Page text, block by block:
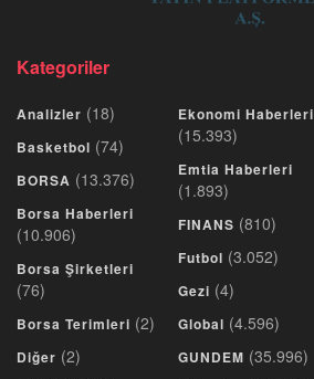
Kategoriler
Analizler (18)
Basketbol (74)
BORSA (13.376)
Borsa Haberleri
(10.906)
Borsa Şirketleri
(76)
Borsa Terimleri (2)
Diğer (2)
Ekonomi Haberleri
(15.393)
Emtia Haberleri
(1.893)
FINANS (810)
Futbol (3.052)
Gezi (4)
Global (4.596)
GUNDEM (35.996)